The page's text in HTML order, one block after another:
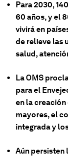
Para 2030,
60 años, y el
vivirá en
de relieve las
salud,
La OMS
para el
en la
mayores, el
integrada y
Aún persisten